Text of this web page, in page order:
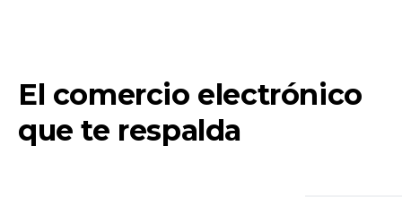
El comercio electrónico
que te respalda